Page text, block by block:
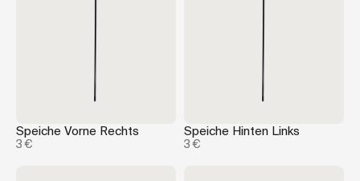
Speiche Vorne Rechts
3 €
Speiche Hinten Links
3 €